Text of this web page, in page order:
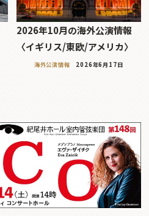
2026年10月の海外公演情報
〈イギリス/東欧/アメリカ〉
海外公演情報 2026年6月17日